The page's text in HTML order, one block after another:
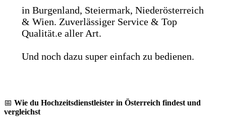
in Burgenland, Steiermark, Niederösterreich
& Wien. Zuverlässiger Service & Top
Qualität.e aller Art.
Und noch dazu super einfach zu bedienen.
📅 Wie du Hochzeitsdienstleister in Österreich findest und
vergleichst